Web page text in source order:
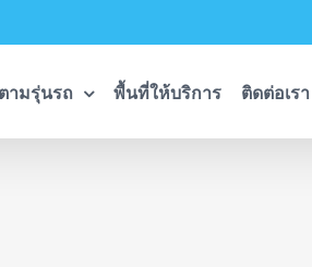
ามรุ่นรถ พื้นที่ให้บริการ ติดต่อเรา